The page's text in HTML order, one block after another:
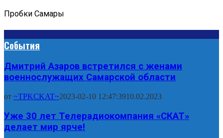
Пробки Самары
События
Дмитрий Азаров встретился с женами
военнослужащих Самарской области
от ~TPKCKAT~2023-02-10 12:47:3910.02.2023
Уже 30 лет Телерадиокомпания «СКАТ»
делает мир ярче!